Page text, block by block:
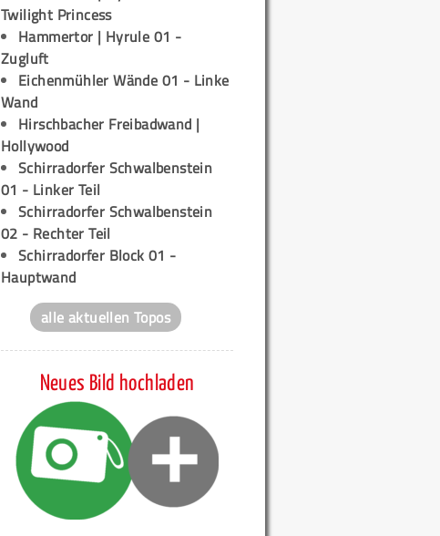
Twilight Princess
Hammertor | Hyrule 01 -
Zugluft
Eichenmühler Wände 01 - Linke
Wand
Hirschbacher Freibadwand |
Hollywood
Schirradorfer Schwalbenstein
01 - Linker Teil
Schirradorfer Schwalbenstein
02 - Rechter Teil
Schirradorfer Block 01 -
Hauptwand
alle aktuellen Topos
Neues Bild hochladen